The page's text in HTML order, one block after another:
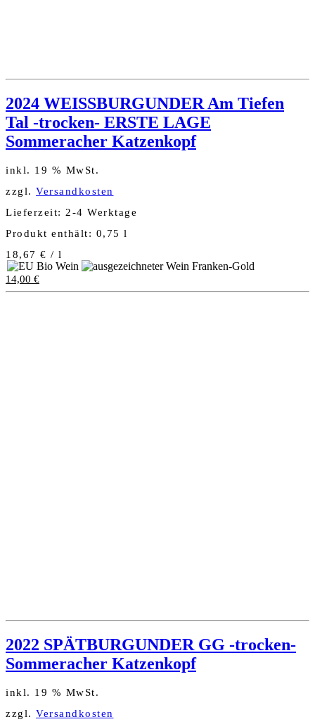
2024 WEISSBURGUNDER Am Tiefen
Tal -trocken- ERSTE LAGE
Sommeracher Katzenkopf
inkl. 19 % MwSt.
zzgl. Versandkosten
Lieferzeit: 2-4 Werktage
Produkt enthält: 0,75 l
18,67 € / l
14,00 €
2022 SPÄTBURGUNDER GG -trocken-
Sommeracher Katzenkopf
inkl. 19 % MwSt.
zzgl. Versandkosten